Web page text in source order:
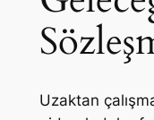
Uzaktan